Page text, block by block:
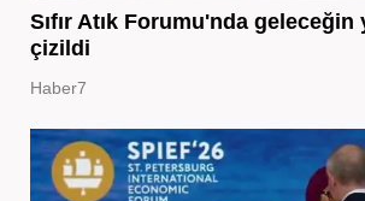
Sıfır Atık Forumu'nda geleceğin
çizildi
Haber7